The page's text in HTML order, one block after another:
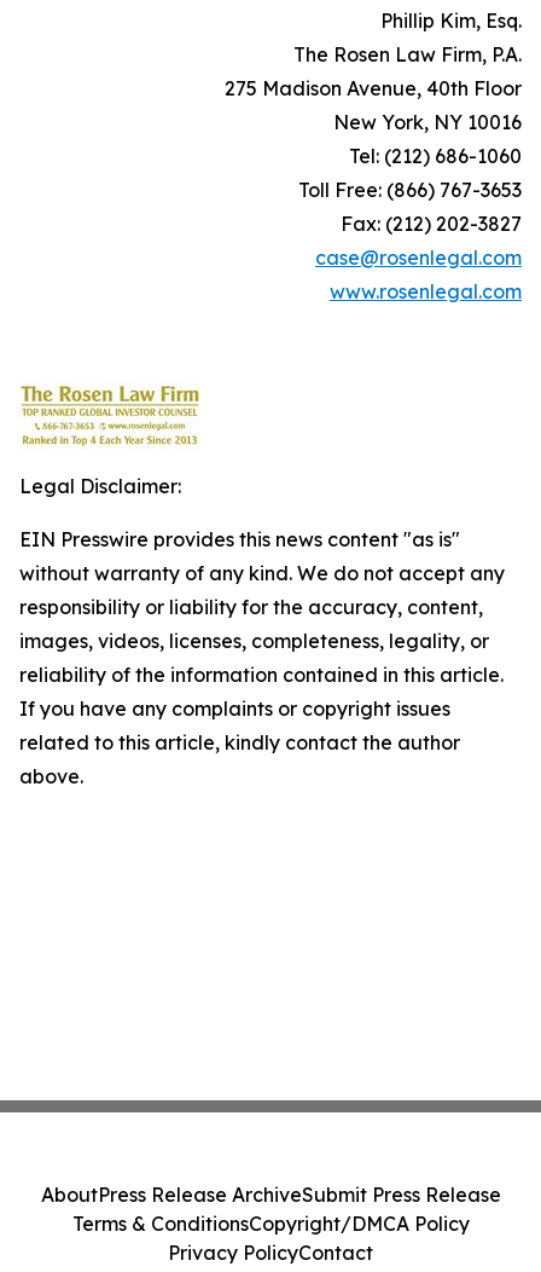
Phillip Kim, Esq.
The Rosen Law Firm, P.A.
275 Madison Avenue, 40th Floor
New York, NY 10016
Tel: (212) 686-1060
Toll Free: (866) 767-3653
Fax: (212) 202-3827
case@rosenlegal.com
www.rosenlegal.com
Legal Disclaimer:
EIN Presswire provides this news content "as is"
without warranty of any kind. We do not accept any
responsibility or liability for the accuracy, content,
images, videos, licenses, completeness, legality, or
reliability of the information contained in this article.
If you have any complaints or copyright issues
related to this article, kindly contact the author
above.
AboutPress Release ArchiveSubmit Press Release
Terms & ConditionsCopyright/DMCA Policy
Privacy PolicyContact